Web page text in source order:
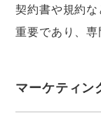
契約書や規約
重要であり、専
マーケティン